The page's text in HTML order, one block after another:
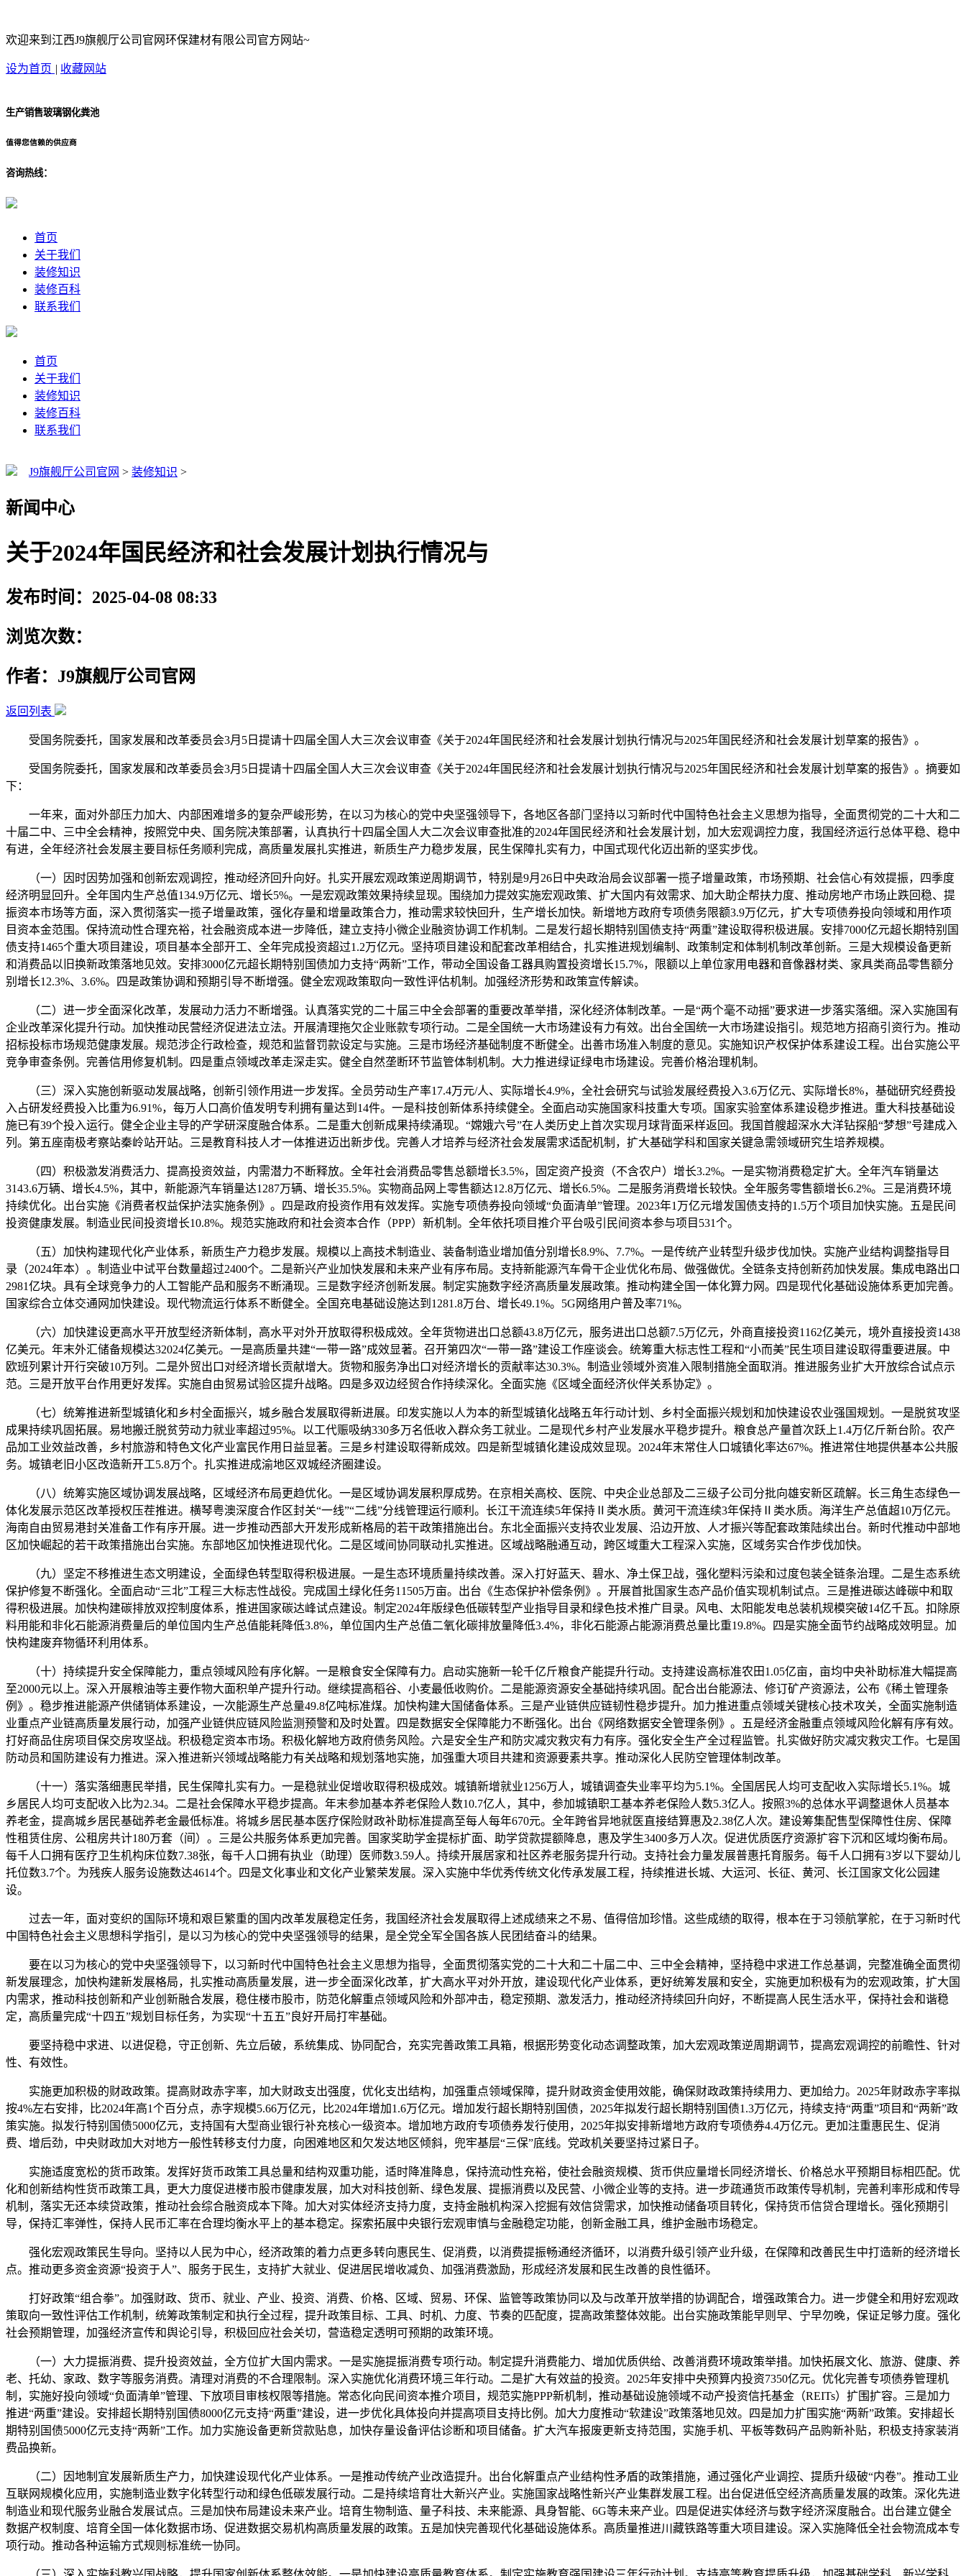
欢迎来到江西J9旗舰厅公司官网环保建材有限公司官方网站~
设为首页 | 收藏网站
生产销售玻璃钢化粪池
值得您信赖的供应商
咨询热线：
首页
关于我们
装修知识
装修百科
联系我们
首页
关于我们
装修知识
装修百科
联系我们
J9旗舰厅公司官网 > 装修知识 >
新闻中心
关于2024年国民经济和社会发展计划执行情况与
发布时间：2025-04-08 08:33
浏览次数：
作者：J9旗舰厅公司官网
返回列表
受国务院委托，国家发展和改革委员会3月5日提请十四届全国人大三次会议审查《关于2024年国民经济和社会发展计划执行情况与2025年国民经济和社会发展计划草案的报告》。
受国务院委托，国家发展和改革委员会3月5日提请十四届全国人大三次会议审查《关于2024年国民经济和社会发展计划执行情况与2025年国民经济和社会发展计划草案的报告》。摘要如
下：
一年来，面对外部压力加大、内部困难增多的复杂严峻形势，在以习为核心的党中央坚强领导下，各地区各部门坚持以习新时代中国特色社会主义思想为指导，全面贯彻党的二十大和二
十届二中、三中全会精神，按照党中央、国务院决策部署，认真执行十四届全国人大二次会议审查批准的2024年国民经济和社会发展计划，加大宏观调控力度，我国经济运行总体平稳、稳中
有进，全年经济社会发展主要目标任务顺利完成，高质量发展扎实推进，新质生产力稳步发展，民生保障扎实有力，中国式现代化迈出新的坚实步伐。
（一）因时因势加强和创新宏观调控，推动经济回升向好。扎实开展宏观政策逆周期调节，特别是9月26日中央政治局会议部署一揽子增量政策，市场预期、社会信心有效提振，四季度
经济明显回升。全年国内生产总值134.9万亿元、增长5%。一是宏观政策效果持续显现。围绕加力提效实施宏观政策、扩大国内有效需求、加大助企帮扶力度、推动房地产市场止跌回稳、提
振资本市场等方面，深入贯彻落实一揽子增量政策，强化存量和增量政策合力，推动需求较快回升，生产增长加快。新增地方政府专项债务限额3.9万亿元，扩大专项债券投向领域和用作项
目资本金范围。保持流动性合理充裕，社会融资成本进一步降低，建立支持小微企业融资协调工作机制。二是发行超长期特别国债支持“两重”建设取得积极进展。安排7000亿元超长期特别国
债支持1465个重大项目建设，项目基本全部开工、全年完成投资超过1.2万亿元。坚持项目建设和配套改革相结合，扎实推进规划编制、政策制定和体制机制改革创新。三是大规模设备更新
和消费品以旧换新政策落地见效。安排3000亿元超长期特别国债加力支持“两新”工作，带动全国设备工器具购置投资增长15.7%，限额以上单位家用电器和音像器材类、家具类商品零售额分
别增长12.3%、3.6%。四是政策协调和预期引导不断增强。健全宏观政策取向一致性评估机制。加强经济形势和政策宣传解读。
（二）进一步全面深化改革，发展动力活力不断增强。认真落实党的二十届三中全会部署的重要改革举措，深化经济体制改革。一是“两个毫不动摇”要求进一步落实落细。深入实施国有
企业改革深化提升行动。加快推动民营经济促进法立法。开展清理拖欠企业账款专项行动。二是全国统一大市场建设有力有效。出台全国统一大市场建设指引。规范地方招商引资行为。推动
招标投标市场规范健康发展。规范涉企行政检查，规范和监督罚款设定与实施。三是市场经济基础制度不断健全。出善市场准入制度的意见。实施知识产权保护体系建设工程。出台实施公平
竞争审查条例。完善信用修复机制。四是重点领域改革走深走实。健全自然垄断环节监管体制机制。大力推进绿证绿电市场建设。完善价格治理机制。
（三）深入实施创新驱动发展战略，创新引领作用进一步发挥。全员劳动生产率17.4万元/人、实际增长4.9%，全社会研究与试验发展经费投入3.6万亿元、实际增长8%，基础研究经费投
入占研发经费投入比重为6.91%，每万人口高价值发明专利拥有量达到14件。一是科技创新体系持续健全。全面启动实施国家科技重大专项。国家实验室体系建设稳步推进。重大科技基础设
施已有39个投入运行。健全企业主导的产学研深度融合体系。二是重大创新成果持续涌现。“嫦娥六号”在人类历史上首次实现月球背面采样返回。我国首艘超深水大洋钻探船“梦想”号建成入
列。第五座南极考察站秦岭站开站。三是教育科技人才一体推进迈出新步伐。完善人才培养与经济社会发展需求适配机制，扩大基础学科和国家关键急需领域研究生培养规模。
（四）积极激发消费活力、提高投资效益，内需潜力不断释放。全年社会消费品零售总额增长3.5%，固定资产投资（不含农户）增长3.2%。一是实物消费稳定扩大。全年汽车销量达
3143.6万辆、增长4.5%，其中，新能源汽车销量达1287万辆、增长35.5%。实物商品网上零售额达12.8万亿元、增长6.5%。二是服务消费增长较快。全年服务零售额增长6.2%。三是消费环境
持续优化。出台实施《消费者权益保护法实施条例》。四是政府投资作用有效发挥。实施专项债券投向领域“负面清单”管理。2023年1万亿元增发国债支持的1.5万个项目加快实施。五是民间
投资健康发展。制造业民间投资增长10.8%。规范实施政府和社会资本合作（PPP）新机制。全年依托项目推介平台吸引民间资本参与项目531个。
（五）加快构建现代化产业体系，新质生产力稳步发展。规模以上高技术制造业、装备制造业增加值分别增长8.9%、7.7%。一是传统产业转型升级步伐加快。实施产业结构调整指导目
录（2024年本）。制造业中试平台数量超过2400个。二是新兴产业加快发展和未来产业有序布局。支持新能源汽车骨干企业优化布局、做强做优。全链条支持创新药加快发展。集成电路出口
2981亿块。具有全球竞争力的人工智能产品和服务不断涌现。三是数字经济创新发展。制定实施数字经济高质量发展政策。推动构建全国一体化算力网。四是现代化基础设施体系更加完善。
国家综合立体交通网加快建设。现代物流运行体系不断健全。全国充电基础设施达到1281.8万台、增长49.1%。5G网络用户普及率71%。
（六）加快建设更高水平开放型经济新体制，高水平对外开放取得积极成效。全年货物进出口总额43.8万亿元，服务进出口总额7.5万亿元，外商直接投资1162亿美元，境外直接投资1438
亿美元。年末外汇储备规模达32024亿美元。一是高质量共建“一带一路”成效显著。召开第四次“一带一路”建设工作座谈会。统筹重大标志性工程和“小而美”民生项目建设取得重要进展。中
欧班列累计开行突破10万列。二是外贸出口对经济增长贡献增大。货物和服务净出口对经济增长的贡献率达30.3%。制造业领域外资准入限制措施全面取消。推进服务业扩大开放综合试点示
范。三是开放平台作用更好发挥。实施自由贸易试验区提升战略。四是多双边经贸合作持续深化。全面实施《区域全面经济伙伴关系协定》。
（七）统筹推进新型城镇化和乡村全面振兴，城乡融合发展取得新进展。印发实施以人为本的新型城镇化战略五年行动计划、乡村全面振兴规划和加快建设农业强国规划。一是脱贫攻坚
成果持续巩固拓展。易地搬迁脱贫劳动力就业率超过95%。以工代赈吸纳330多万名低收入群众务工就业。二是现代乡村产业发展水平稳步提升。粮食总产量首次跃上1.4万亿斤新台阶。农产
品加工业效益改善，乡村旅游和特色文化产业富民作用日益显著。三是乡村建设取得新成效。四是新型城镇化建设成效显现。2024年末常住人口城镇化率达67%。推进常住地提供基本公共服
务。城镇老旧小区改造新开工5.8万个。扎实推进成渝地区双城经济圈建设。
（八）统筹实施区域协调发展战略，区域经济布局更趋优化。一是区域协调发展积厚成势。在京相关高校、医院、中央企业总部及二三级子公司分批向雄安新区疏解。长三角生态绿色一
体化发展示范区改革授权压茬推进。横琴粤澳深度合作区封关“一线”“二线”分线管理运行顺利。长江干流连续5年保持Ⅱ类水质。黄河干流连续3年保持Ⅱ类水质。海洋生产总值超10万亿元。
海南自由贸易港封关准备工作有序开展。进一步推动西部大开发形成新格局的若干政策措施出台。东北全面振兴支持农业发展、沿边开放、人才振兴等配套政策陆续出台。新时代推动中部地
区加快崛起的若干政策措施出台实施。东部地区加快推进现代化。二是区域间协同联动扎实推进。区域战略融通互动，跨区域重大工程深入实施，区域务实合作步伐加快。
（九）坚定不移推进生态文明建设，全面绿色转型取得积极进展。一是生态环境质量持续改善。深入打好蓝天、碧水、净土保卫战，强化塑料污染和过度包装全链条治理。二是生态系统
保护修复不断强化。全面启动“三北”工程三大标志性战役。完成国土绿化任务11505万亩。出台《生态保护补偿条例》。开展首批国家生态产品价值实现机制试点。三是推进碳达峰碳中和取
得积极进展。加快构建碳排放双控制度体系，推进国家碳达峰试点建设。制定2024年版绿色低碳转型产业指导目录和绿色技术推广目录。风电、太阳能发电总装机规模突破14亿千瓦。扣除原
料用能和非化石能源消费量后的单位国内生产总值能耗降低3.8%，单位国内生产总值二氧化碳排放量降低3.4%，非化石能源占能源消费总量比重19.8%。四是实施全面节约战略成效明显。加
快构建废弃物循环利用体系。
（十）持续提升安全保障能力，重点领域风险有序化解。一是粮食安全保障有力。启动实施新一轮千亿斤粮食产能提升行动。支持建设高标准农田1.05亿亩，亩均中央补助标准大幅提高
至2000元以上。深入开展粮油等主要作物大面积单产提升行动。继续提高稻谷、小麦最低收购价。二是能源资源安全基础持续巩固。配合出台能源法、修订矿产资源法，公布《稀土管理条
例》。稳步推进能源产供储销体系建设，一次能源生产总量49.8亿吨标准煤。加快构建大国储备体系。三是产业链供应链韧性稳步提升。加力推进重点领域关键核心技术攻关，全面实施制造
业重点产业链高质量发展行动，加强产业链供应链风险监测预警和及时处置。四是数据安全保障能力不断强化。出台《网络数据安全管理条例》。五是经济金融重点领域风险化解有序有效。
打好商品住房项目保交房攻坚战。积极稳定资本市场。积极化解地方政府债务风险。六是安全生产和防灾减灾救灾有力有序。强化安全生产全过程监管。扎实做好防灾减灾救灾工作。七是国
防动员和国防建设有力推进。深入推进新兴领域战略能力有关战略和规划落地实施，加强重大项目共建和资源要素共享。推动深化人民防空管理体制改革。
（十一）落实落细惠民举措，民生保障扎实有力。一是稳就业促增收取得积极成效。城镇新增就业1256万人，城镇调查失业率平均为5.1%。全国居民人均可支配收入实际增长5.1%。城
乡居民人均可支配收入比为2.34。二是社会保障水平稳步提高。年末参加基本养老保险人数10.7亿人，其中，参加城镇职工基本养老保险人数5.3亿人。按照3%的总体水平调整退休人员基本
养老金，提高城乡居民基础养老金最低标准。将城乡居民基本医疗保险财政补助标准提高至每人每年670元。全年跨省异地就医直接结算惠及2.38亿人次。建设筹集配售型保障性住房、保障
性租赁住房、公租房共计180万套（间）。三是公共服务体系更加完善。国家奖助学金提标扩面、助学贷款提额降息，惠及学生3400多万人次。促进优质医疗资源扩容下沉和区域均衡布局。
每千人口拥有医疗卫生机构床位数7.38张，每千人口拥有执业（助理）医师数3.59人。持续开展居家和社区养老服务提升行动。支持社会力量发展普惠托育服务。每千人口拥有3岁以下婴幼儿
托位数3.7个。为残疾人服务设施数达4614个。四是文化事业和文化产业繁荣发展。深入实施中华优秀传统文化传承发展工程，持续推进长城、大运河、长征、黄河、长江国家文化公园建
设。
过去一年，面对变织的国际环境和艰巨繁重的国内改革发展稳定任务，我国经济社会发展取得上述成绩来之不易、值得倍加珍惜。这些成绩的取得，根本在于习领航掌舵，在于习新时代
中国特色社会主义思想科学指引，是以习为核心的党中央坚强领导的结果，是全党全军全国各族人民团结奋斗的结果。
要在以习为核心的党中央坚强领导下，以习新时代中国特色社会主义思想为指导，全面贯彻落实党的二十大和二十届二中、三中全会精神，坚持稳中求进工作总基调，完整准确全面贯彻
新发展理念，加快构建新发展格局，扎实推动高质量发展，进一步全面深化改革，扩大高水平对外开放，建设现代化产业体系，更好统筹发展和安全，实施更加积极有为的宏观政策，扩大国
内需求，推动科技创新和产业创新融合发展，稳住楼市股市，防范化解重点领域风险和外部冲击，稳定预期、激发活力，推动经济持续回升向好，不断提高人民生活水平，保持社会和谐稳
定，高质量完成“十四五”规划目标任务，为实现“十五五”良好开局打牢基础。
要坚持稳中求进、以进促稳，守正创新、先立后破，系统集成、协同配合，充实完善政策工具箱，根据形势变化动态调整政策，加大宏观政策逆周期调节，提高宏观调控的前瞻性、针对
性、有效性。
实施更加积极的财政政策。提高财政赤字率，加大财政支出强度，优化支出结构，加强重点领域保障，提升财政资金使用效能，确保财政政策持续用力、更加给力。2025年财政赤字率拟
按4%左右安排，比2024年高1个百分点，赤字规模5.66万亿元，比2024年增加1.6万亿元。增加发行超长期特别国债，2025年拟发行超长期特别国债1.3万亿元，持续支持“两重”项目和“两新”政
策实施。拟发行特别国债5000亿元，支持国有大型商业银行补充核心一级资本。增加地方政府专项债券发行使用，2025年拟安排新增地方政府专项债券4.4万亿元。更加注重惠民生、促消
费、增后劲，中央财政加大对地方一般性转移支付力度，向困难地区和欠发达地区倾斜，兜牢基层“三保”底线。党政机关要坚持过紧日子。
实施适度宽松的货币政策。发挥好货币政策工具总量和结构双重功能，适时降准降息，保持流动性充裕，使社会融资规模、货币供应量增长同经济增长、价格总水平预期目标相匹配。优
化和创新结构性货币政策工具，更大力度促进楼市股市健康发展，加大对科技创新、绿色发展、提振消费以及民营、小微企业等的支持。进一步疏通货币政策传导机制，完善利率形成和传导
机制，落实无还本续贷政策，推动社会综合融资成本下降。加大对实体经济支持力度，支持金融机构深入挖掘有效信贷需求，加快推动储备项目转化，保持货币信贷合理增长。强化预期引
导，保持汇率弹性，保持人民币汇率在合理均衡水平上的基本稳定。探索拓展中央银行宏观审慎与金融稳定功能，创新金融工具，维护金融市场稳定。
强化宏观政策民生导向。坚持以人民为中心，经济政策的着力点更多转向惠民生、促消费，以消费提振畅通经济循环，以消费升级引领产业升级，在保障和改善民生中打造新的经济增长
点。推动更多资金资源“投资于人”、服务于民生，支持扩大就业、促进居民增收减负、加强消费激励，形成经济发展和民生改善的良性循环。
打好政策“组合拳”。加强财政、货币、就业、产业、投资、消费、价格、区域、贸易、环保、监管等政策协同以及与改革开放举措的协调配合，增强政策合力。进一步健全和用好宏观政
策取向一致性评估工作机制，统筹政策制定和执行全过程，提升政策目标、工具、时机、力度、节奏的匹配度，提高政策整体效能。出台实施政策能早则早、宁早勿晚，保证足够力度。强化
社会预期管理，加强经济宣传和舆论引导，积极回应社会关切，营造稳定透明可预期的政策环境。
（一）大力提振消费、提升投资效益，全方位扩大国内需求。一是实施提振消费专项行动。制定提升消费能力、增加优质供给、改善消费环境政策举措。加快拓展文化、旅游、健康、养
老、托幼、家政、数字等服务消费。清理对消费的不合理限制。深入实施优化消费环境三年行动。二是扩大有效益的投资。2025年安排中央预算内投资7350亿元。优化完善专项债券管理机
制，实施好投向领域“负面清单”管理、下放项目审核权限等措施。常态化向民间资本推介项目，规范实施PPP新机制，推动基础设施领域不动产投资信托基金（REITs）扩围扩容。三是加力
推进“两重”建设。安排超长期特别国债8000亿元支持“两重”建设，进一步优化具体投向并提高项目支持比例。加大力度推动“软建设”政策落地见效。四是加力扩围实施“两新”政策。安排超长
期特别国债5000亿元支持“两新”工作。加力实施设备更新贷款贴息，加快存量设备评估诊断和项目储备。扩大汽车报废更新支持范围，实施手机、平板等数码产品购新补贴，积极支持家装消
费品换新。
（二）因地制宜发展新质生产力，加快建设现代化产业体系。一是推动传统产业改造提升。出台化解重点产业结构性矛盾的政策措施，通过强化产业调控、提质升级破“内卷”。推动工业
互联网规模化应用，实施制造业数字化转型行动和绿色低碳发展行动。二是持续培育壮大新兴产业。实施国家战略性新兴产业集群发展工程。出台促进低空经济高质量发展的政策。深化先进
制造业和现代服务业融合发展试点。三是加快布局建设未来产业。培育生物制造、量子科技、未来能源、具身智能、6G等未来产业。四是促进实体经济与数字经济深度融合。出台建立健全
数据产权制度、培育全国一体化数据市场、促进数据交易机构高质量发展的政策。五是加快完善现代化基础设施体系。高质量推进川藏铁路等重大项目建设。深入实施降低全社会物流成本专
项行动。推动各种运输方式规则标准统一协同。